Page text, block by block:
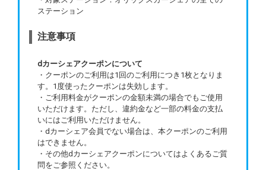
ステーション
注意事項
dカーシェアクーポンについて
・クーポンのご利用は1回のご利用につき1枚となりま
す。1度使ったクーポンは失効します。
・ご利用料金がクーポンの金額未満の場合でもご使用
いただけます。ただし、違約金など一部の料金の支払
いにはご利用いただけません。
・dカーシェア会員でない場合は、本クーポンのご利用
はできません。
・その他dカーシェアクーポンについてはよくあるご質
問をご参照ください。